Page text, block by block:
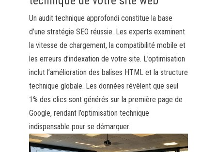
Un audit technique approfondi constitue la base
d’une stratégie SEO réussie. Les experts examinent
la vitesse de chargement, la compatibilité mobile et
les erreurs d’indexation de votre site. L’optimisation
inclut l’amélioration des balises HTML et la structure
technique globale. Les données révèlent que seul
1% des clics sont générés sur la première page de
Google, rendant l’optimisation technique
indispensable pour se démarquer.